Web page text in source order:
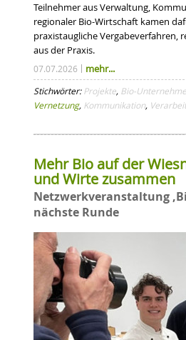
Teilnehmer aus Verwaltung,
regionaler Bio-Wirtschaft kamen
praxistaugliche Vergabeverfahren,
aus der Praxis.
07.07.2026 mehr...
Stichwörter: Projekte, Bio-
Vernetzung, Kommunikation,
Mehr Bio auf der
und Wirte zusammen
Netzwerkveranstaltung
nächste Runde